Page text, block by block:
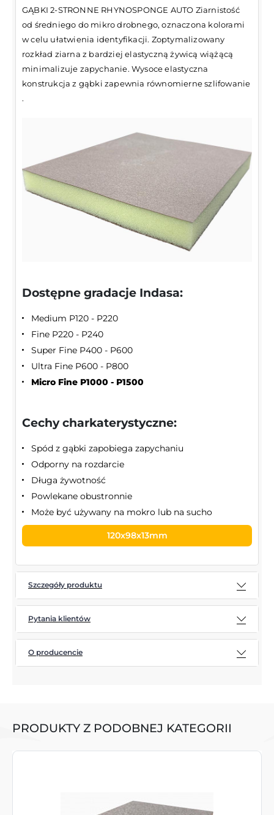
GĄBKI 2-STRONNE RHYNOSPONGE AUTO Ziarnistość
od średniego do mikro drobnego, oznaczona kolorami
w celu ułatwienia identyfikacji. Zoptymalizowany
rozkład ziarna z bardziej elastyczną żywicą wiążącą
minimalizuje zapychanie. Wysoce elastyczna
konstrukcja z gąbki zapewnia równomierne szlifowanie
.
Dostępne gradacje Indasa:
Medium P120 - P220
Fine P220 - P240
Super Fine P400 - P600
Ultra Fine P600 - P800
Micro Fine P1000 - P1500
Cechy charkaterystyczne:
Spód z gąbki zapobiega zapychaniu
Odporny na rozdarcie
Długa żywotność
Powlekane obustronnie
Może być używany na mokro lub na sucho
120x98x13mm
Szczegóły produktu
Pytania klientów
O producencie
PRODUKTY Z PODOBNEJ KATEGORII